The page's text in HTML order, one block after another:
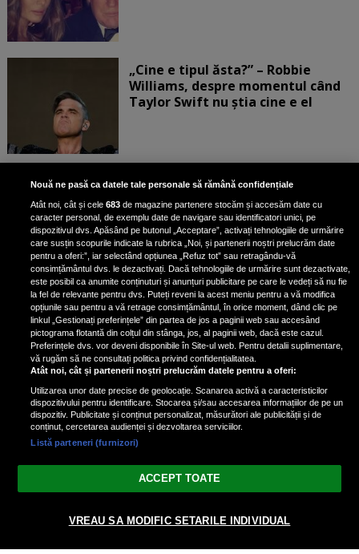
„Cine e tipul ăsta?” – Robbie
Williams, despre momentul când
Taylor Swift nu știa cine e el
Bruce Dickinson, solistul trupei
Iron Maiden, şi-a arătat talentul
de scrimer la un concurs în Franţa
Nicki Minaj, acuzată de agresiune
de fostul manager: Detalii șocante
din proces
Nicki Minaj le-a lăudat pe...
Vezi varianta Desktop
© 2026 radiodcnews.ro | Toate drepturile rezervate.
Nouă ne pasă ca datele tale personale să rămână confidențiale
Atât noi, cât și cele683 de magazine partenere stocăm și accesăm date cu
caracter personal, de exemplu date de navigare sau identificatori unici, pe
dispozitivul dvs. Apăsând pe butonul „Acceptare”, activați tehnologiile de urmărire
care susțin scopurile indicate la rubrica „Noi, și partenerii noștri prelucrăm date
pentru a oferi:”, iar selectând opțiunea „Refuz tot” sau retragându-vă
consimțământul dvs. le dezactivați. Dacă tehnologiile de urmărire sunt dezactivate,
este posibil ca anumite conținuturi și anunțuri publicitare pe care le vedeți să nu fie
la fel de relevante pentru dvs. Puteți reveni la acest meniu pentru a vă modifica
opțiunile sau pentru a vă retrage consimțământul, în orice moment, dând clic pe
linkul „Gestionați preferințele” din partea de jos a paginii web sau accesând
pictograma flotantă din colțul din stânga, jos, al paginii web, dacă este cazul.
Preferințele dvs. vor deveni disponibile în Site-ul web. Pentru detalii suplimentare,
vă rugăm să ne consultați politica privind confidențialitatea.
Atât noi, cât și partenerii noștri prelucrăm datele pentru a oferi:
Utilizarea unor date precise de geolocație. Scanarea activă a caracteristicilor
dispozitivului pentru identificare. Stocarea și/sau accesarea informațiilor de pe un
dispozitiv. Publicitate și conținut personalizat, măsurători ale publicității și de
conținut, cercetarea audienței și dezvoltarea serviciilor.
Listă parteneri (furnizori)
ACCEPT TOATE
VREAU SA MODIFIC SETARILE INDIVIDUAL